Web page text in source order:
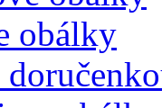
obálky